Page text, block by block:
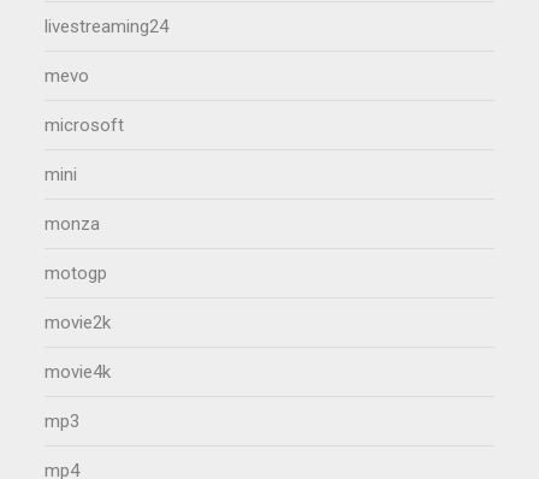
livestreaming24
mevo
microsoft
mini
monza
motogp
movie2k
movie4k
mp3
mp4